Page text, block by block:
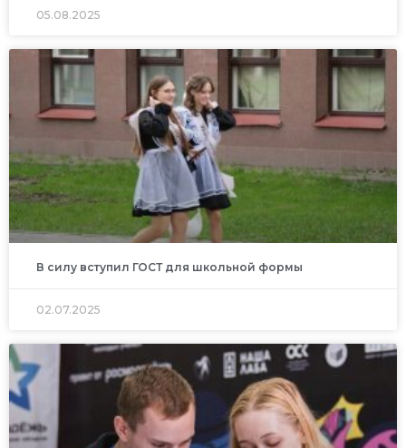
05.08.2025
В силу вступил ГОСТ для школьной формы
02.07.2025